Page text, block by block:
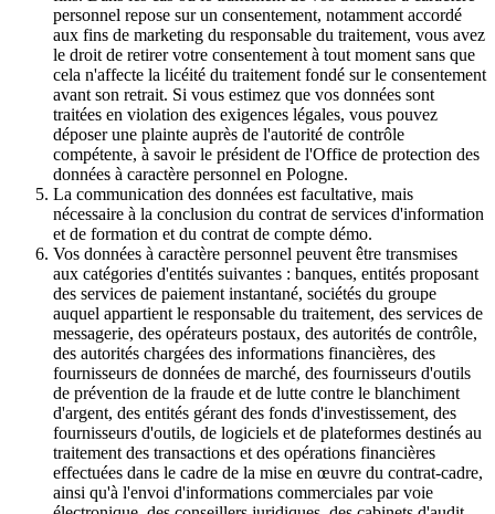
personnel repose sur un consentement, notamment accordé
aux fins de marketing du responsable du traitement, vous avez
le droit de retirer votre consentement à tout moment sans que
cela n'affecte la licéité du traitement fondé sur le consentement
avant son retrait. Si vous estimez que vos données sont
traitées en violation des exigences légales, vous pouvez
déposer une plainte auprès de l'autorité de contrôle
compétente, à savoir le président de l'Office de protection des
données à caractère personnel en Pologne.
La communication des données est facultative, mais
nécessaire à la conclusion du contrat de services d'information
et de formation et du contrat de compte démo.
Vos données à caractère personnel peuvent être transmises
aux catégories d'entités suivantes : banques, entités proposant
des services de paiement instantané, sociétés du groupe
auquel appartient le responsable du traitement, des services de
messagerie, des opérateurs postaux, des autorités de contrôle,
des autorités chargées des informations financières, des
fournisseurs de données de marché, des fournisseurs d'outils
de prévention de la fraude et de lutte contre le blanchiment
d'argent, des entités gérant des fonds d'investissement, des
fournisseurs d'outils, de logiciels et de plateformes destinés au
traitement des transactions et des opérations financières
effectuées dans le cadre de la mise en œuvre du contrat-cadre,
ainsi qu'à l'envoi d'informations commerciales par voie